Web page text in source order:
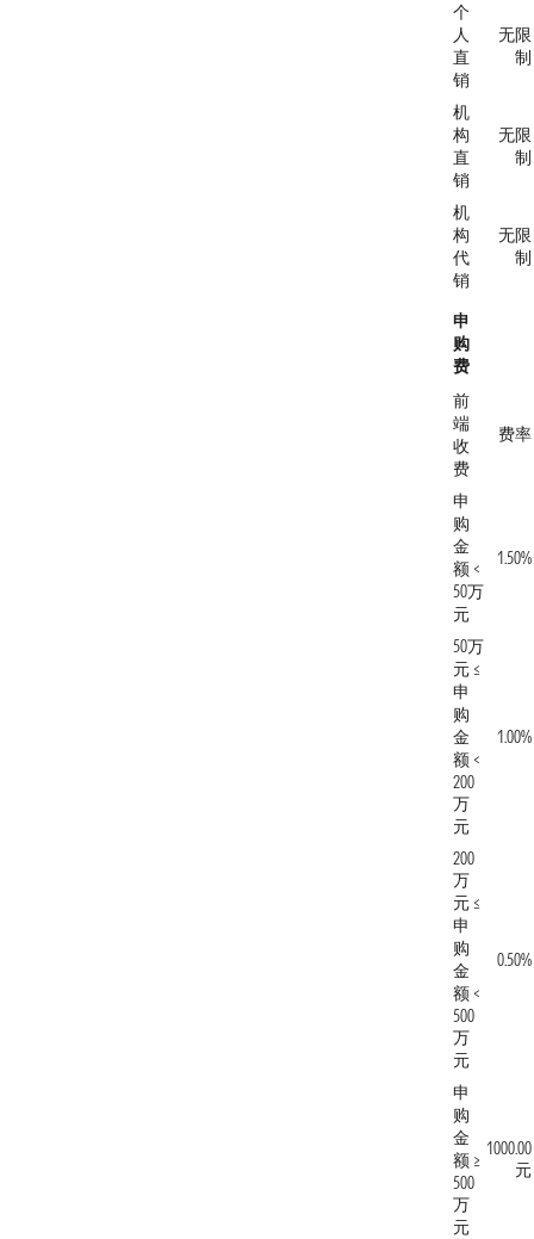
个
人
直
销
无限
制
机
构
直
销
无限
制
机
构
代
销
无限
制
申
购
费
前
端
收
费
费率
申
购
金
额 <
50万
元
1.50%
50万
元 ≤
申
购
金
额 <
200
万
元
1.00%
200
万
元 ≤
申
购
金
额 <
500
万
元
0.50%
申
购
金
额 ≥
500
万
元
1000.00
元